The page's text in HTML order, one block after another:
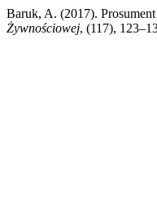
Baruk, A. (2017).
Żywnościowej, (117),